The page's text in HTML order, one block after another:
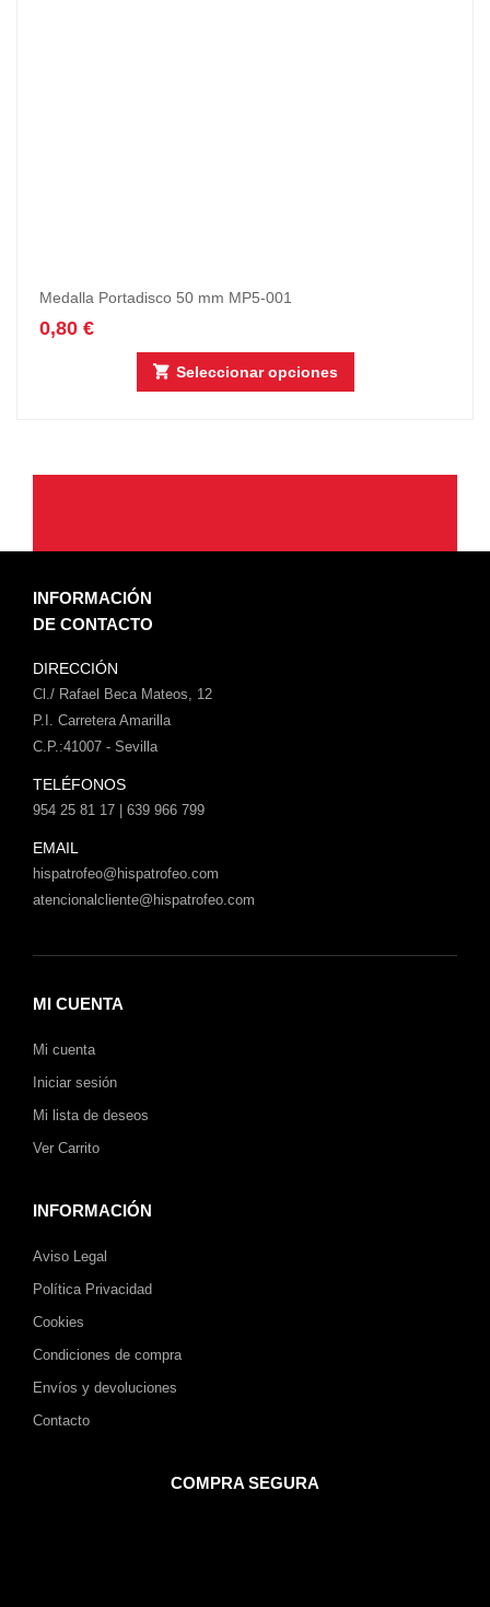
Medalla Portadisco 50 mm MP5-001
0,80 €
Seleccionar opciones
INFORMACIÓN
DE CONTACTO
DIRECCIÓN
Cl./ Rafael Beca Mateos, 12
P.I. Carretera Amarilla
C.P.:41007 - Sevilla
TELÉFONOS
954 25 81 17 | 639 966 799
EMAIL
hispatrofeo@hispatrofeo.com
atencionalcliente@hispatrofeo.com
MI CUENTA
Mi cuenta
Iniciar sesión
Mi lista de deseos
Ver Carrito
INFORMACIÓN
Aviso Legal
Política Privacidad
Cookies
Condiciones de compra
Envíos y devoluciones
Contacto
COMPRA SEGURA